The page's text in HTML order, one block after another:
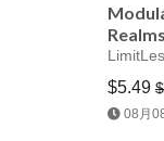
Realms
$5.49
08月